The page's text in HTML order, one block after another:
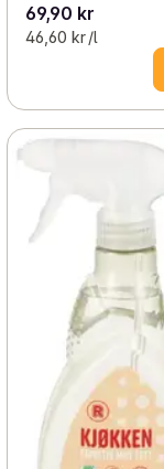
69,90 kr
46,60 kr /l